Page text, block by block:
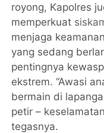
royong, Kapolres
memperkuat
menjaga
yang sedang
pentingnya
ekstrem. “Awasi
bermain di
petir –
tegasnya.